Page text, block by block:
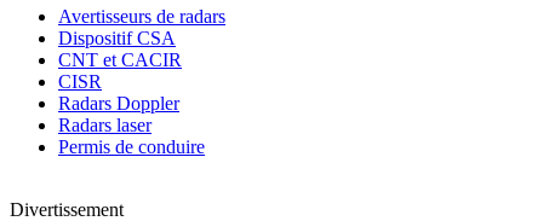
Avertisseurs de radars
Dispositif CSA
CNT et CACIR
CISR
Radars Doppler
Radars laser
Permis de conduire
Divertissement